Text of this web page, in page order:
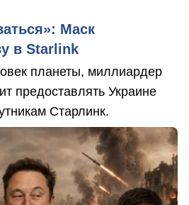
Маск
в Starlink
планеты, миллиардер
предоставлять Украине
Старлинк.